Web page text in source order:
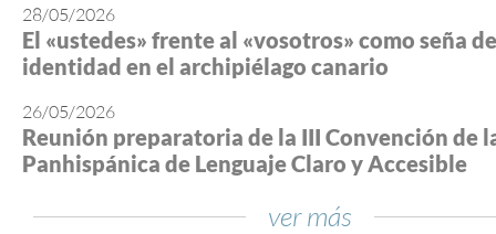
28/05/2026
El «ustedes» frente al «vosotros» como seña de
identidad en el archipiélago canario
26/05/2026
Reunión preparatoria de la III Convención de
Panhispánica de Lenguaje Claro y Accesible
ver más